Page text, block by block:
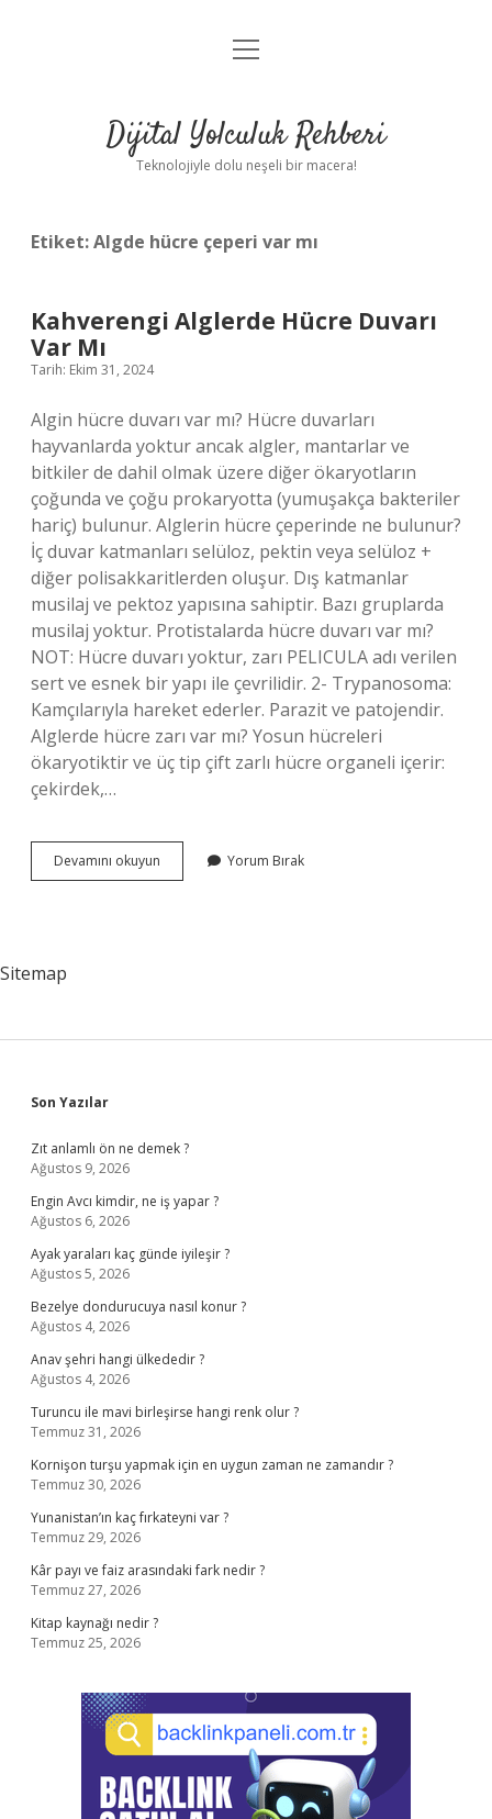
Anasayfa
Yasal Uyarı
menüyü
Dijital Yolculuk Rehberi
Teknolojiyle dolu neşeli bir macera!
Etiket:Algde hücre çeperi var mı
Kahverengi Alglerde Hücre Duvarı
Var Mı
Tarih: Ekim 31, 2024
Algin hücre duvarı var mı? Hücre duvarları
hayvanlarda yoktur ancak algler, mantarlar ve
bitkiler de dahil olmak üzere diğer ökaryotların
çoğunda ve çoğu prokaryotta (yumuşakça bakteriler
hariç) bulunur. Alglerin hücre çeperinde ne bulunur?
İç duvar katmanları selüloz, pektin veya selüloz +
diğer polisakkaritlerden oluşur. Dış katmanlar
musilaj ve pektoz yapısına sahiptir. Bazı gruplarda
musilaj yoktur. Protistalarda hücre duvarı var mı?
NOT: Hücre duvarı yoktur, zarı PELICULA adı verilen
sert ve esnek bir yapı ile çevrilidir. 2- Trypanosoma:
Kamçılarıyla hareket ederler. Parazit ve patojendir.
Alglerde hücre zarı var mı? Yosun hücreleri
ökaryotiktir ve üç tip çift zarlı hücre organeli içerir:
çekirdek,…
Devamını okuyun Kahverengi
Alglerde
Yorum Bırak
Sitemap
Sidebar
Son Yazılar
Zıt anlamlı ön ne demek ?
Ağustos 9, 2026
Engin Avcı kimdir, ne iş yapar ?
Ağustos 6, 2026
Ayak yaraları kaç günde iyileşir ?
Ağustos 5, 2026
Bezelye dondurucuya nasıl konur ?
Ağustos 4, 2026
Anav şehri hangi ülkededir ?
Ağustos 4, 2026
Turuncu ile mavi birleşirse hangi renk olur ?
Temmuz 31, 2026
Kornişon turşu yapmak için en uygun zaman ne zamandır ?
Temmuz 30, 2026
Yunanistan’ın kaç fırkateyni var ?
Temmuz 29, 2026
Kâr payı ve faiz arasındaki fark nedir ?
Temmuz 27, 2026
Kitap kaynağı nedir ?
Temmuz 25, 2026